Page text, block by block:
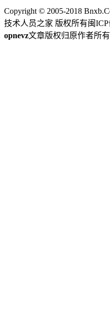
Copyright © 2005-2018
技术人员之家 版权所有闽ICP
opnevz文章版权归原作者所